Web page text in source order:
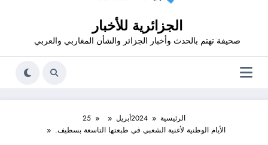
الجزائرية للأخبار
صحيفة تهتم بالحدث وأخبار الجزائر والشأن المغاربي والعربي
الرئيسية 2024أبريل
25
الأيام الوطنية لأغنية الشعبي في طبعتها التاسعة بسطيف.